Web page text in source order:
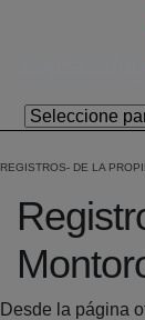
Salta al
REGISTROS DE LA
Desde la página